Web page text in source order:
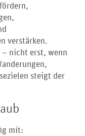
verstärken.
– nicht erst, wenn
steigt der
mit: